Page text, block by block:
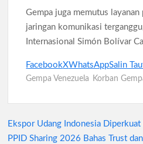
Gempa juga memutus
jaringan komunikasi
Internasional Simón Bolívar
FacebookXWhatsAppSalin
Gempa Venezuela Korban
Navigasi
Ekspor Udang Indonesia
PPID Sharing 2026 Bahas Trust